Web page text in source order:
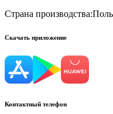
Страна производства:
Скачать приложение
Контактный телефон